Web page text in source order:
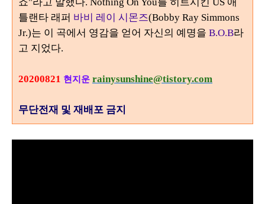
틀랜타 래퍼 바비 레이 시몬즈(Bobby Ray Simmons
Jr.)는 이 곡에서 영감을 얻어 자신의 예명을 B.O.B라
고 지었다.
20200821 현지운 rainysunshine@tistory.com
무단전재 및 재배포 금지